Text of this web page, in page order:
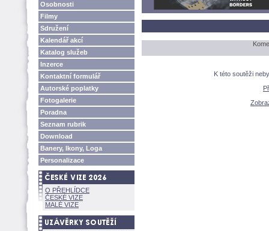
Osobnosti
Filmy
Sdružení
Kalendář akcí
Katalog služeb
Inzerce
Kontaktní formulář
Autorské poplatky
Fotogalerie
Poradna
Seznam rubrik
Download
Banery, Ikony, Loga
Personalizace
O PŘEHLÍDCE
ČESKÉ VIZE
MALÉ VIZE
K této soutěži